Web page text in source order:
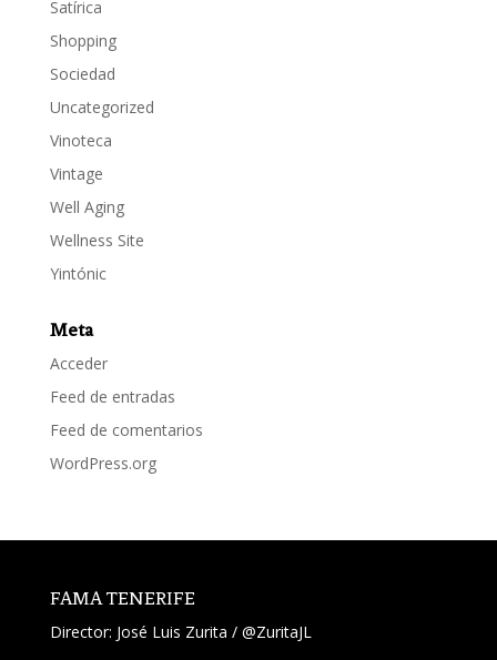
Satírica
Shopping
Sociedad
Uncategorized
Vinoteca
Vintage
Well Aging
Wellness Site
Yintónic
Meta
Acceder
Feed de entradas
Feed de comentarios
WordPress.org
FAMA TENERIFE
Director: José Luis Zurita / @ZuritaJL